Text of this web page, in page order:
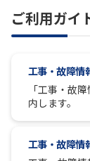
ご利用ガイ
工事・故障情
「工事・故
内します。
工事・故障情